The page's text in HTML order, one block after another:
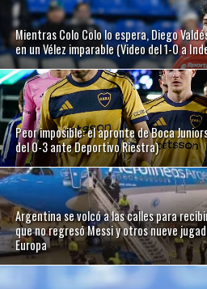
Mientras Colo Colo lo espera, Diego
en un Vélez imparable (Video del 1-0 a
Peor imposible: el apronte de Boca
del 0-3 ante Deportivo Riestra)
Argentina se volcó a las calles para
que no regresó Messi y otros nueve
Europa